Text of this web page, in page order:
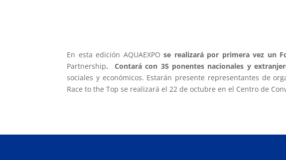
En esta edición AQUAEXPOse realizará por primera vez un
Partnership. Contará con 35 ponentes nacionales y
sociales y económicos. Estarán presente representantes de
Race to the Top se realizará el 22 de octubre en el Centro de